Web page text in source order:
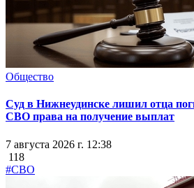
Общество
Суд в Нижнеудинске лишил отца
СВО права на получение выплат
7 августа 2026 г. 12:38
118
#СВО